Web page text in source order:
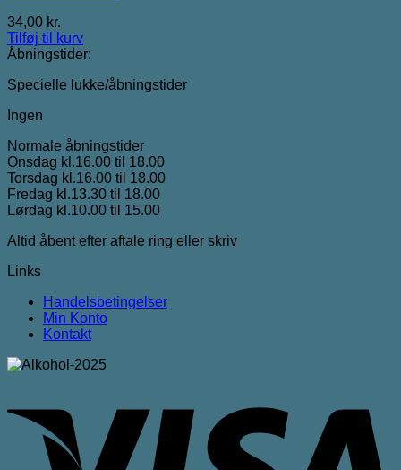
34,00 kr.
Tilføj til kurv
Åbningstider:
Specielle lukke/åbningstider
Ingen
Normale åbningstider
Onsdag kl.16.00 til 18.00
Torsdag kl.16.00 til 18.00
Fredag kl.13.30 til 18.00
Lørdag kl.10.00 til 15.00
Altid åbent efter aftale ring eller skriv
Links
Handelsbetingelser
Min Konto
Kontakt